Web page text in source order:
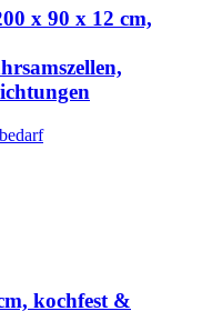
x 90 x 12 cm,
kochfest &